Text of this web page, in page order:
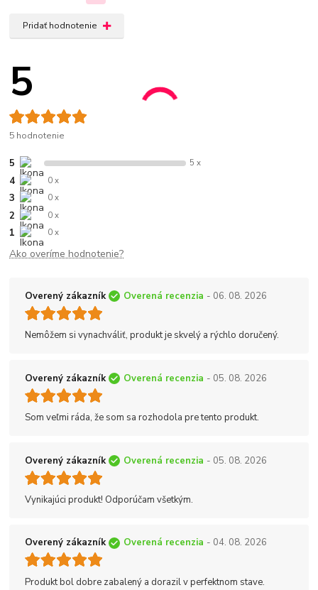
Pridať hodnotenie
5
5 hodnotenie
5 5 x
4 0 x
3 0 x
2 0 x
1 0 x
Ako overíme hodnotenie?
Overený zákazník Overená recenzia - 06. 08. 2026
Nemôžem si vynachváliť, produkt je skvelý a rýchlo doručený.
Overený zákazník Overená recenzia - 05. 08. 2026
Som veľmi ráda, že som sa rozhodola pre tento produkt.
Overený zákazník Overená recenzia - 05. 08. 2026
Vynikajúci produkt! Odporúčam všetkým.
Overený zákazník Overená recenzia - 04. 08. 2026
Produkt bol dobre zabalený a dorazil v perfektnom stave.